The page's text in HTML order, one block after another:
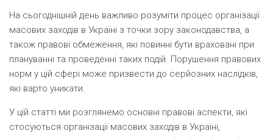
На сьогоднішній день важливо розуміти процес організації
масових заходів в Україні з точки зору законодавства, а
також правові обмеження, які повинні бути враховані при
плануванні та проведенні таких подій. Порушення правових
норм у цій сфері може призвести до серйозних наслідків,
які варто уникати.
У цій статті ми розглянемо основні правові аспекти, які
стосуються організації масових заходів в Україні,